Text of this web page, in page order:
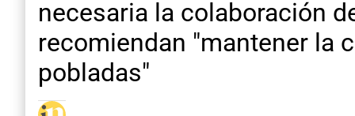
necesaria la colaboración
recomiendan "mantener la
pobladas"